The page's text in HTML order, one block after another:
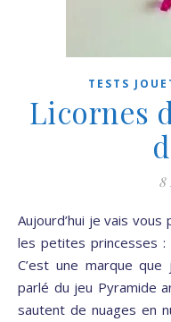
TESTS
Licornes
8
Aujourd’hui je vais vous présenter un jeu tout mignon pour
les petites princesses :
C’est une marque
parlé du jeu Pyramide
sautent de nuages en